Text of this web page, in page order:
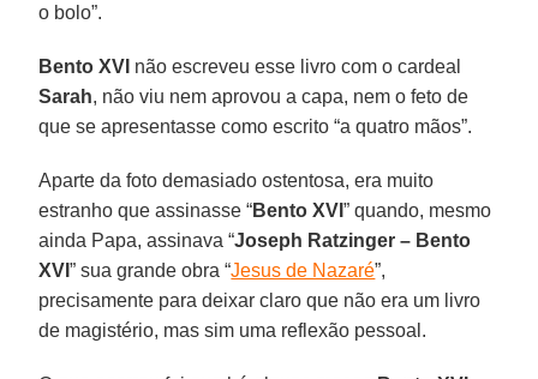
o bolo”.
Bento XVI não escreveu esse livro com o cardeal
Sarah, não viu nem aprovou a capa, nem o feto de
que se apresentasse como escrito “a quatro mãos”.
Aparte da foto demasiado ostentosa, era muito
estranho que assinasse “Bento XVI” quando, mesmo
ainda Papa, assinava “Joseph Ratzinger – Bento
XVI” sua grande obra “Jesus de Nazaré”,
precisamente para deixar claro que não era um livro
de magistério, mas sim uma reflexão pessoal.